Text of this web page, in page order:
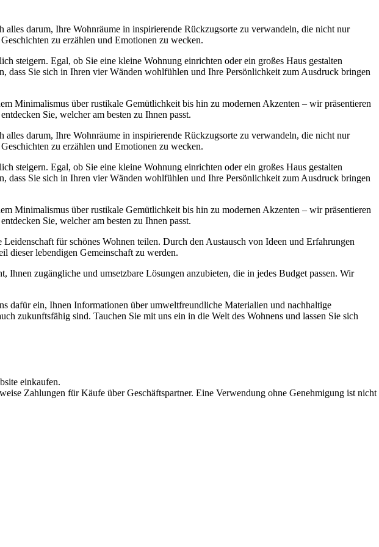
darum, Ihre Wohnräume in inspirierende Rückzugsorte zu verwandeln, die nicht nur
zu erzählen und Emotionen zu wecken.
steigern. Egal, ob Sie eine kleine Wohnung einrichten oder ein großes Haus gestalten
Sie sich in Ihren vier Wänden wohlfühlen und Ihre Persönlichkeit zum Ausdruck bringen
Minimalismus über rustikale Gemütlichkeit bis hin zu modernen Akzenten – wir präsentieren
Sie, welcher am besten zu Ihnen passt.
darum, Ihre Wohnräume in inspirierende Rückzugsorte zu verwandeln, die nicht nur
zu erzählen und Emotionen zu wecken.
steigern. Egal, ob Sie eine kleine Wohnung einrichten oder ein großes Haus gestalten
Sie sich in Ihren vier Wänden wohlfühlen und Ihre Persönlichkeit zum Ausdruck bringen
Minimalismus über rustikale Gemütlichkeit bis hin zu modernen Akzenten – wir präsentieren
Sie, welcher am besten zu Ihnen passt.
für schönes Wohnen teilen. Durch den Austausch von Ideen und Erfahrungen
dieser lebendigen Gemeinschaft zu werden.
Ihnen zugängliche und umsetzbare Lösungen anzubieten, die in jedes Budget passen. Wir
dafür ein, Ihnen Informationen über umweltfreundliche Materialien und nachhaltige
zukunftsfähig sind. Tauchen Sie mit uns ein in die Welt des Wohnens und lassen Sie sich
einkaufen.
Zahlungen für Käufe über Geschäftspartner. Eine Verwendung ohne Genehmigung ist nicht